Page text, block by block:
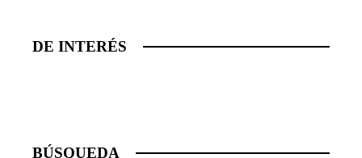
DE INTERÉS
BÚSQUEDA